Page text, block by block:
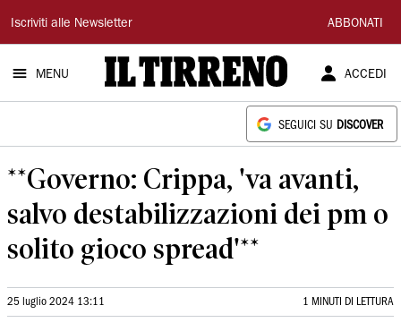
Il
Tirreno
Iscriviti alle Newsletter ABBONATI
MENU ACCEDI
SEGUICI SU DISCOVER
**Governo: Crippa, 'va avanti,
salvo destabilizzazioni dei pm o
solito gioco spread'**
25 luglio 2024 13:11 1 MINUTI DI LETTURA